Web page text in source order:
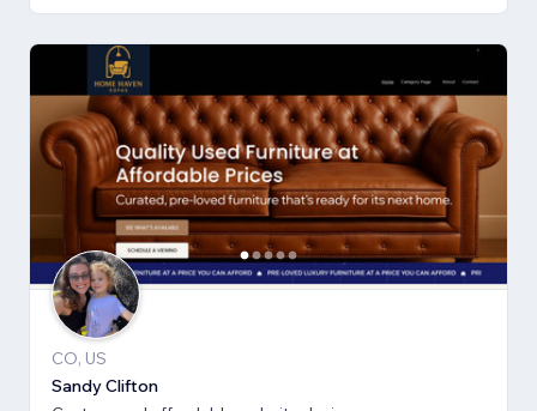
CO, US
Sandy Clifton